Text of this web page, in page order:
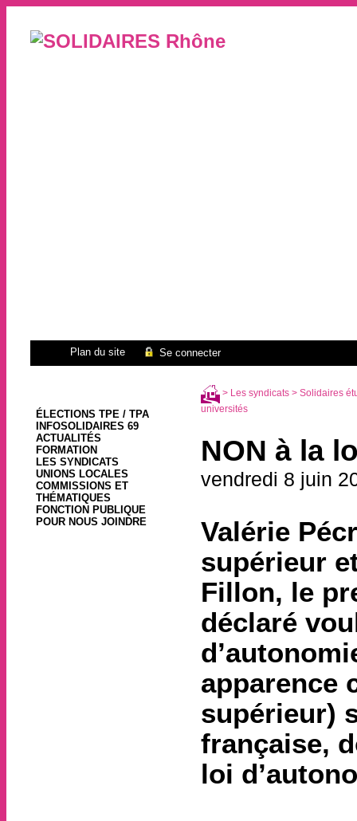
Plan du site Se connecter
ÉLECTIONS TPE / TPA
INFOSOLIDAIRES 69
ACTUALITÉS
FORMATION
LES SYNDICATS
UNIONS LOCALES
COMMISSIONS ET
THÉMATIQUES
FONCTION PUBLIQUE
POUR NOUS JOINDRE
> Les syndicats> Solidaires
universités
NON à la
vendredi 8 juin
Valérie
supérieur
Fillon, le
déclaré
apparence
supérieur)
française,
loi